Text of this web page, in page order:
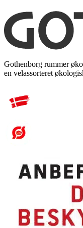
Gothenborg rummer
en velassorteret